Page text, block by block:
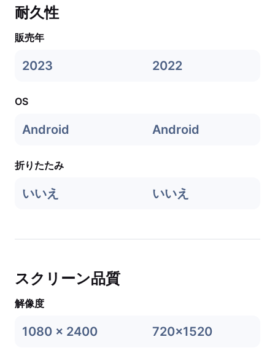
耐久性
販売年
2023 2022
OS
Android Android
折りたたみ
いいえ いいえ
スクリーン品質
解像度
1080 x 2400 720x1520